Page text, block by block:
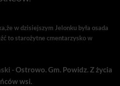
w dzisiejszym Jelonku była osada
to starożytne cmentarzysko w
-Ostrowo. Gm. Powidz. Z życia
wsi.